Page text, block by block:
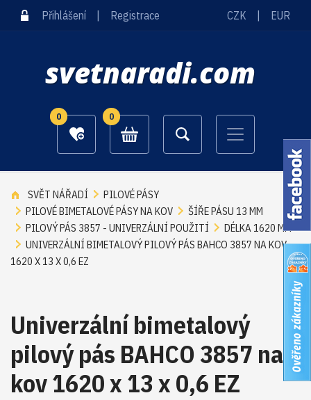
Přihlášení Registrace CZK EUR
svetnaradi.com
0 0
SVĚT NÁŘADÍ
PILOVÉ PÁSY
PILOVÉ BIMETALOVÉ PÁSY NA KOV
ŠÍŘE PÁSU 13 MM
PILOVÝ PÁS 3857 - UNIVERZÁLNÍ POUŽITÍ
DÉLKA 1620 MM
UNIVERZÁLNÍ BIMETALOVÝ PILOVÝ PÁS BAHCO 3857 NA KOV
1620 X 13 X 0,6 EZ
Univerzální bimetalový
pilový pás BAHCO 3857 na
kov 1620 x 13 x 0,6 EZ